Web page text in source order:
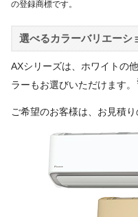
の登録商標です。
選べるカラーバリエーシ
AXシリーズは、ホワイトの
ラーもお選びいただけます。
ご希望のお客様は、お見積